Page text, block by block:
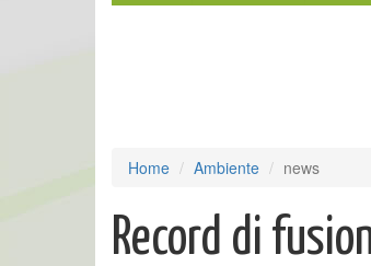
Home Ambiente news
Record di